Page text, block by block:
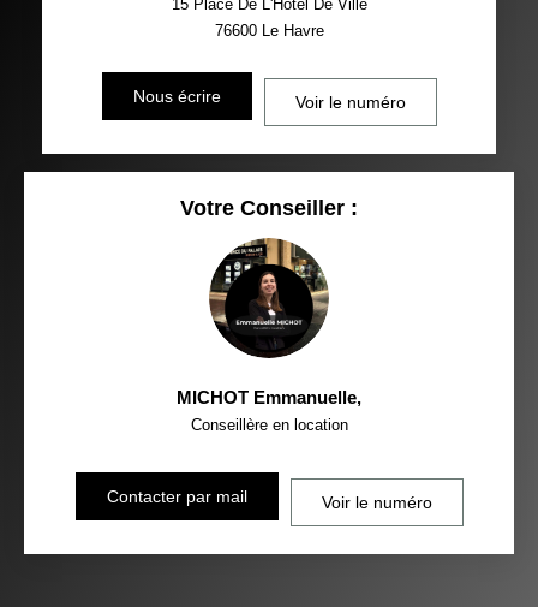
15 Place De L'Hôtel De Ville
76600 Le Havre
Nous écrire Voir le numéro
Votre Conseiller :
MICHOT Emmanuelle,
Conseillère en location
Contacter par mail Voir le numéro